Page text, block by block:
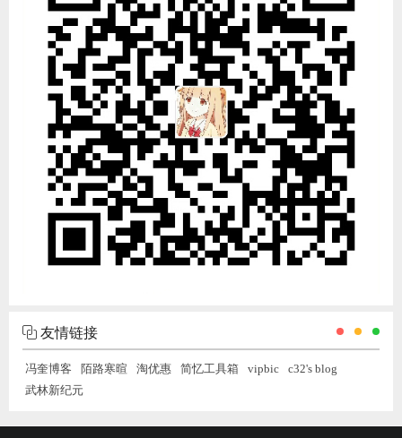
友情链接
冯奎博客 陌路寒暄 淘优惠 简忆工具箱 vipbic
c32's blog
武林新纪元